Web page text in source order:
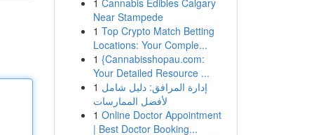
1 Cannabis Edibles Calgary
Near Stampede
1 Top Crypto Match Betting
Locations: Your Comple...
1 {Cannabisshopau.com:
Your Detailed Resource ...
1 إدارة المرافق: دليل شامل
لأفضل الممارسات
1 Online Doctor Appointment
| Best Doctor Booking...